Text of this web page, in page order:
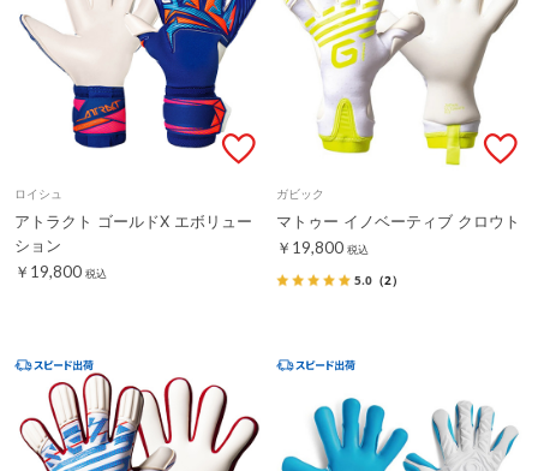
ロイシュ
アトラクト ゴールドX エボリュー
ション
￥19,800 税込
ガビック
マトゥー イノベーティブ クロウト
￥19,800 税込
5.0 （2）